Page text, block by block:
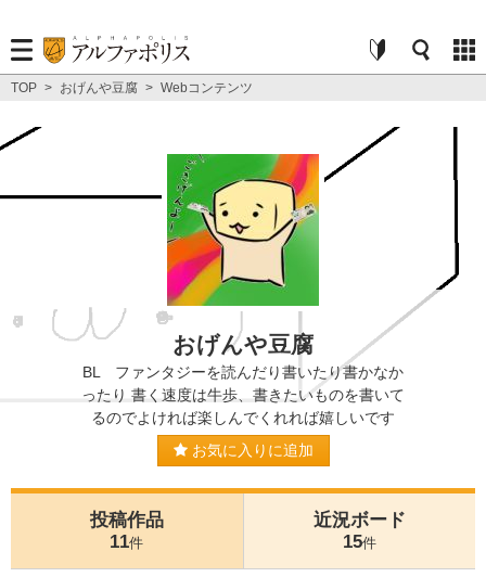
TOP > おげんや豆腐 > Webコンテンツ
おげんや豆腐
BL ファンタジーを読んだり書いたり書かなか
ったり 書く速度は牛歩、書きたいものを書いて
るのでよければ楽しんでくれれば嬉しいです
お気に入りに追加
投稿作品
11件
近況ボード
15件